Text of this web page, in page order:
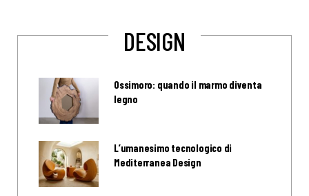
DESIGN
Ossimoro: quando il marmo diventa
legno
L’umanesimo tecnologico di
Mediterranea Design